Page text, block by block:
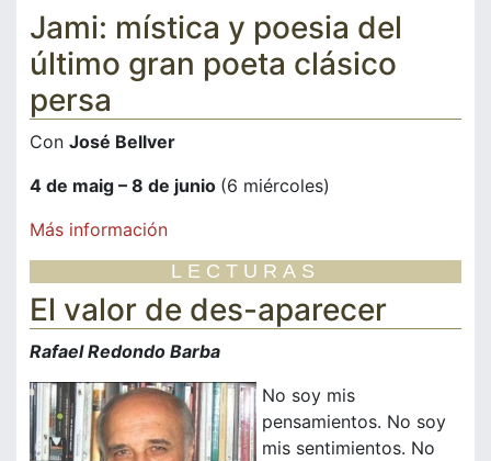
Jami: mística y poesia del
último gran poeta clásico
persa
Con José Bellver
4 de maig – 8 de junio (6 miércoles)
Más información
LECTURAS
El valor de des-aparecer
Rafael Redondo Barba
No soy mis
pensamientos. No soy
mis sentimientos. No